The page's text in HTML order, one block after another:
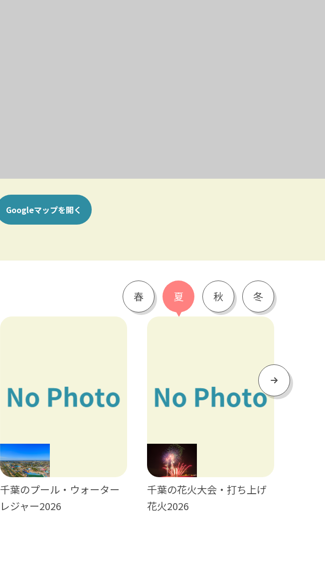
Googleマップを開く
春 夏 秋 冬
千葉のプール・ウォーター
レジャー2026
千葉の花火大会・打ち上げ
花火2026
Next